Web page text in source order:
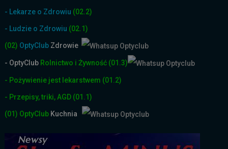
- Lekarze o Zdrowiu (02.2)
- Ludzie o Zdrowiu (02.1)
(02) OptyClub Zdrowie
- OptyClub Rolnictwo i Żywność (01.3)
- Pożywienie jest lekarstwem (01.2)
- Przepisy, triki, AGD (01.1)
(01) OptyClub Kuchnia